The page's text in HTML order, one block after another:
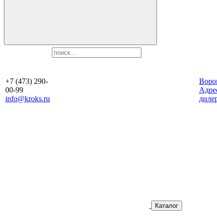
+7 (473) 290-
00-99
info@kroks.ru
Каталог